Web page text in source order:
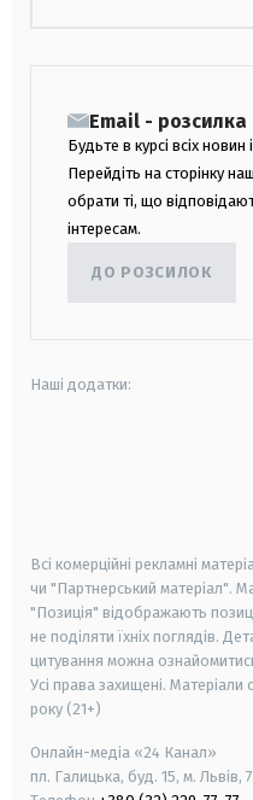
Email - розсилка
Будьте в курсі всіх новин
Перейдіть на сторінку
обрати ті, що
інтересам.
ДО РОЗСИЛОК
Наші додатки:
Всі комерційні рекламні
чи "Партнерський матеріал".
"Позиція" відображають
не поділяти їхніх поглядів.
цитування можна
Усі права захищені. Матеріали
року (21+)
Онлайн-медіа «24 Канал»
пл. Галицька, буд. 15, м. Львів,